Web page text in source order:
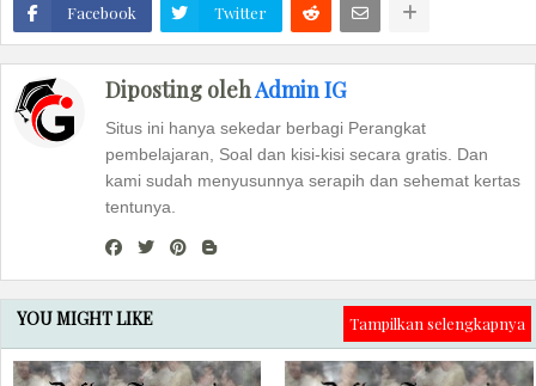
Facebook Twitter
Diposting olehAdmin IG
Situs ini hanya sekedar berbagi Perangkat
pembelajaran, Soal dan kisi-kisi secara gratis. Dan
kami sudah menyusunnya serapih dan sehemat kertas
tentunya.
YOU MIGHT LIKE Tampilkan selengkapnya